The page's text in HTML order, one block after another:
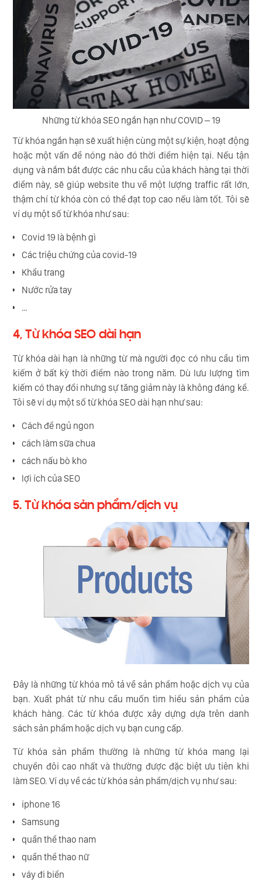
Những từ khóa SEO ngắn hạn như COVID – 19
Từ khóa ngắn hạn sẽ xuất hiện cùng một sự kiện, hoạt động
hoặc một vấn đề nóng nào đó thời điểm hiện tại. Nếu tận
dụng và nắm bắt được các nhu cầu của khách hàng tại thời
điểm này, sẽ giúp website thu về một lượng traffic rất lớn,
thậm chí từ khóa còn có thể đạt top cao nếu làm tốt. Tôi sẽ
ví dụ một số từ khóa như sau:
Covid 19 là bệnh gì
Các triệu chứng của covid-19
Khẩu trang
Nước rửa tay
…
4, Từ khóa SEO dài hạn
Từ khóa dài hạn là những từ mà người đọc có nhu cầu tìm
kiếm ở bất kỳ thời điểm nào trong năm. Dù lưu lượng tìm
kiếm có thay đổi nhưng sự tăng giảm này là không đáng kể.
Tôi sẽ ví dụ một số từ khóa SEO dài hạn như sau:
Cách để ngủ ngon
cách làm sữa chua
cách nấu bò kho
lợi ích của SEO
5. Từ khóa sản phẩm/dịch vụ
Đây là những từ khóa mô tả về sản phẩm hoặc dịch vụ của
bạn. Xuất phát từ nhu cầu muốn tìm hiểu sản phẩm của
khách hàng. Các từ khóa được xây dựng dựa trên danh
sách sản phẩm hoặc dịch vụ bạn cung cấp.
Từ khóa sản phẩm thường là những từ khóa mang lại
chuyển đôi cao nhất và thường được đặc biệt ưu tiên khi
làm SEO. Ví dụ về các từ khóa sản phẩm/dịch vụ như sau:
iphone 16
Samsung
quần thể thao nam
quần thể thao nữ
váy đi biển